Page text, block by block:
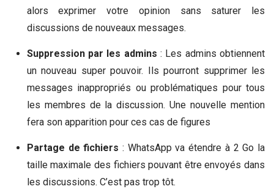
alors exprimer votre opinion sans saturer les
discussions de nouveaux messages.
Suppression par les admins : Les admins obtiennent
un nouveau super pouvoir. Ils pourront supprimer les
messages inappropriés ou problématiques pour tous
les membres de la discussion. Une nouvelle mention
fera son apparition pour ces cas de figures
Partage de fichiers : WhatsApp va étendre à 2 Go la
taille maximale des fichiers pouvant être envoyés dans
les discussions. C’est pas trop tôt.